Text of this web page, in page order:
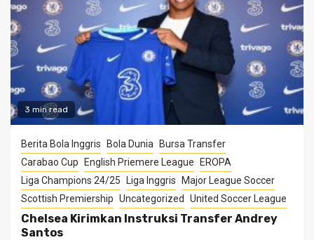
3 min read
Berita Bola Inggris Bola Dunia
Bursa Transfer
Carabao Cup
English Priemere League
EROPA
Liga Champions 24/25
Liga Inggris
Major League Soccer
Scottish Premiership Uncategorized United Soccer League
Chelsea Kirimkan Instruksi Transfer Andrey
Santos